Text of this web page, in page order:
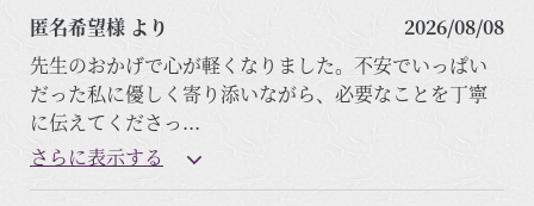
匿名希望様 より
2026/08/08
先生のおかげで心が軽くなりました。不安でいっぱい
だった私に優しく寄り添いながら、必要なことを丁寧
に伝えてくださっ...
さらに表示する